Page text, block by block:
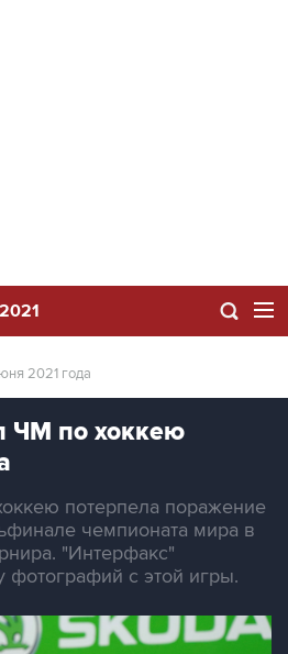
2021
2021 года
ЧМ по хоккею
потерпела поражение
чемпионата мира в
"Интерфакс"
фотографий с этой игры.